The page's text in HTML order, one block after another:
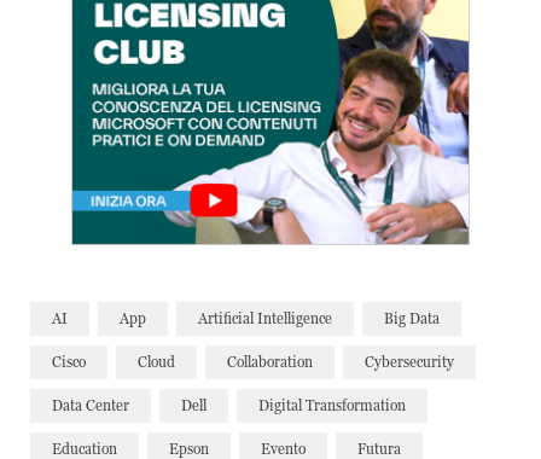
AI App Artificial Intelligence Big Data
Cisco Cloud Collaboration Cybersecurity
Data Center Dell Digital Transformation
Education Epson Evento Futura